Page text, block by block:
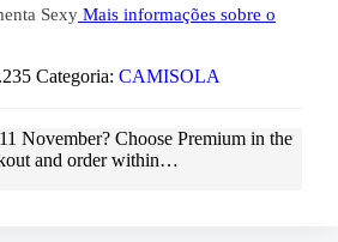
Sexy Mais informações sobre o
Categoria: CAMISOLA
November? Choose Premium in the
and order within…